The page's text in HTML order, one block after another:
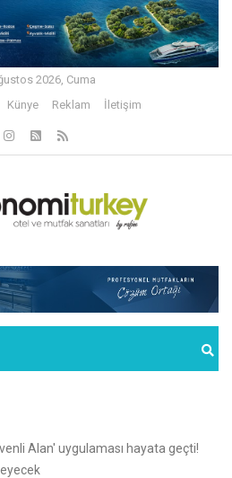
2026, Cuma
Künye Reklam İletişim
Alan' uygulaması hayata geçti!